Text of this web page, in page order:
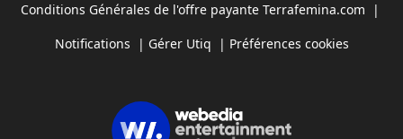
Conditions Générales de l'offre payante Terrafemina.com |
Notifications | Gérer Utiq | Préférences cookies